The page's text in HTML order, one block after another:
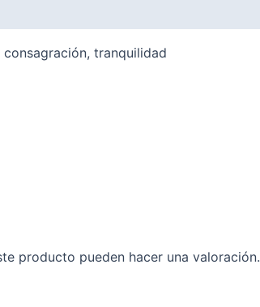
tranquilidad
producto pueden hacer una valoración.